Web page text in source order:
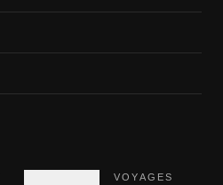
VOYAGES